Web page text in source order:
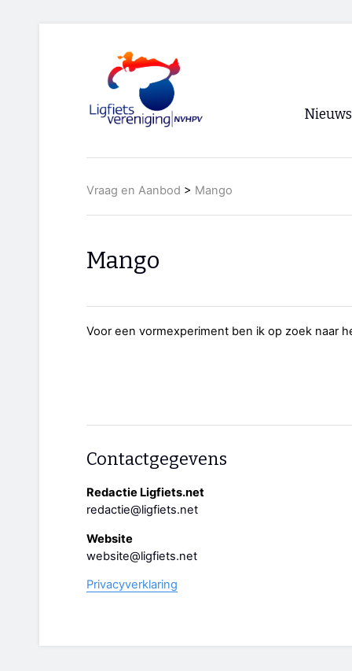
Nieuws
Vraag en Aanbod > Mango
Mango
Voor een vormexperiment ben ik op zoek naar
Contactgegevens
Redactie Ligfiets.net
redactie@ligfiets.net
Website
website@ligfiets.net
Privacyverklaring